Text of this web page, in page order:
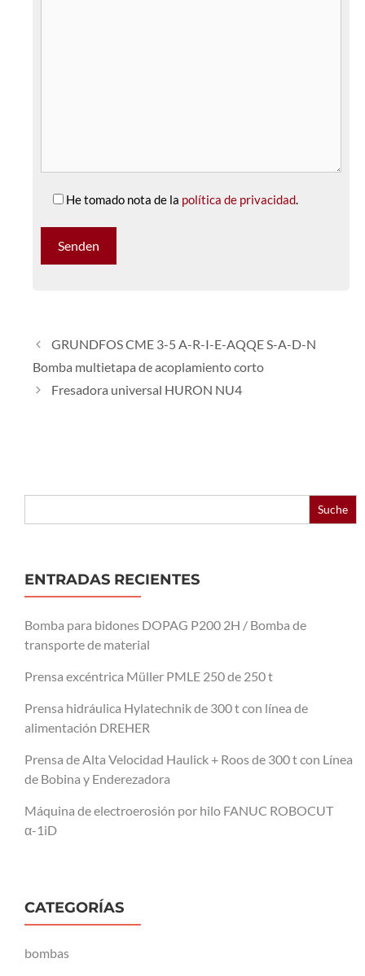
He tomado nota de la política de privacidad.
GRUNDFOS CME 3-5 A-R-I-E-AQQE S-A-D-N
Bomba multietapa de acoplamiento corto
Fresadora universal HURON NU4
Buscar:
ENTRADAS RECIENTES
Bomba para bidones DOPAG P200 2H / Bomba de
transporte de material
Prensa excéntrica Müller PMLE 250 de 250 t
Prensa hidráulica Hylatechnik de 300 t con línea de
alimentación DREHER
Prensa de Alta Velocidad Haulick + Roos de 300 t con Línea
de Bobina y Enderezadora
Máquina de electroerosión por hilo FANUC ROBOCUT
α-1iD
CATEGORÍAS
bombas